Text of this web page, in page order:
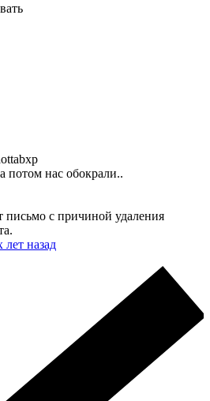
потом нас обокрали..
письмо с причиной удаления
лет назад